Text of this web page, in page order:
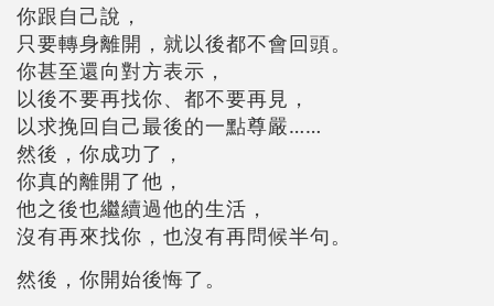
你跟自己說，
只要轉身離開，就以後都不會回頭。
你甚至還向對方表示，
以後不要再找你、都不要再見，
以求挽回自己最後的一點尊嚴……
然後，你成功了，
你真的離開了他，
他之後也繼續過他的生活，
沒有再來找你，也沒有再問候半句。
然後，你開始後悔了。